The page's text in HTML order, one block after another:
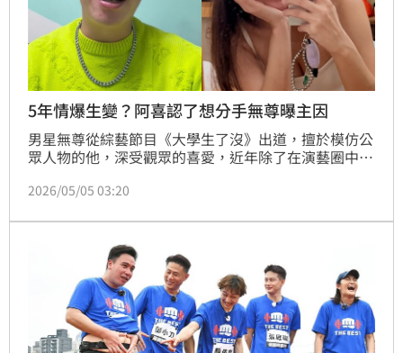
5年情爆生變？阿喜認了想分手無尊曝主因
男星無尊從綜藝節目《大學生了沒》出道，擅於模仿公
眾人物的他，深受觀眾的喜愛，近年除了在演藝圈中發
尊跟女星阿喜交往5年，感情相當穩定。結果阿喜近來
回，現在都靠GPT救援，雙方如今都只用貼圖溝通，甚
至直言有在考慮分手。蔡維歆
2026/05/05 03:20